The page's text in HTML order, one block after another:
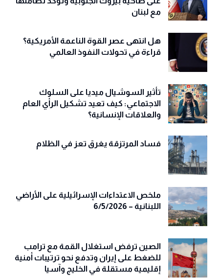
مع لبنان
هل انتهى عصر القوة الناعمة الأمريكية؟
قراءة في تحولات النفوذ العالمي
تأثير السوشيال ميديا على السلوك
الاجتماعي: كيف تعيد تشكيل الرأي العام
والعلاقات الإنسانية؟
فساد المرتزقة يغرق تعز في الظلام
ملخص الاعتداءات الإسرائيلية على الأراضي
اللبنانية – 6/5/2026
الصين ترفض استغلال القمة مع ترامب
للضغط على إيران وتدفع نحو ترتيبات أمنية
إقليمية مستقلة في الخليج وآسيا